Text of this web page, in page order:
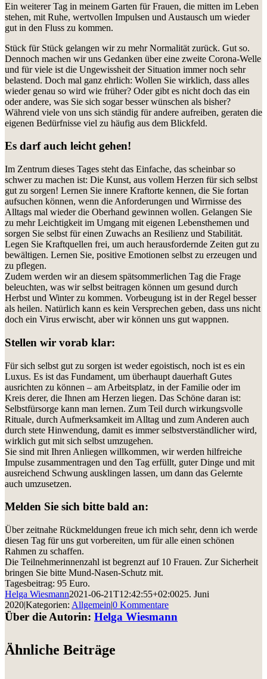
Ein weiterer Tag in meinem Garten für Frauen, die mitten im Leben
stehen, mit Ruhe, wertvollen Impulsen und Austausch um wieder
gut in den Fluss zu kommen.
Stück für Stück gelangen wir zu mehr Normalität zurück. Gut so.
Dennoch machen wir uns Gedanken über eine zweite Corona-Welle
und für viele ist die Ungewissheit der Situation immer noch sehr
belastend. Doch mal ganz ehrlich: Wollen Sie wirklich, dass alles
wieder genau so wird wie früher? Oder gibt es nicht doch das ein
oder andere, was Sie sich sogar besser wünschen als bisher?
Während viele von uns sich ständig für andere aufreiben, geraten die
eigenen Bedürfnisse viel zu häufig aus dem Blickfeld.
Es darf auch leicht gehen!
Im Zentrum dieses Tages steht das Einfache, das scheinbar so
schwer zu machen ist: Die Kunst, aus vollem Herzen für sich selbst
gut zu sorgen! Lernen Sie innere Kraftorte kennen, die Sie fortan
aufsuchen können, wenn die Anforderungen und Wirrnisse des
Alltags mal wieder die Oberhand gewinnen wollen. Gelangen Sie
zu mehr Leichtigkeit im Umgang mit eigenen Lebensthemen und
sorgen Sie selbst für einen Zuwachs an Resilienz und Stabilität.
Legen Sie Kraftquellen frei, um auch herausfordernde Zeiten gut zu
bewältigen. Lernen Sie, positive Emotionen selbst zu erzeugen und
zu pflegen.
Zudem werden wir an diesem spätsommerlichen Tag die Frage
beleuchten, was wir selbst beitragen können um gesund durch
Herbst und Winter zu kommen. Vorbeugung ist in der Regel besser
als heilen. Natürlich kann es kein Versprechen geben, dass uns nicht
doch ein Virus erwischt, aber wir können uns gut wappnen.
Stellen wir vorab klar:
Für sich selbst gut zu sorgen ist weder egoistisch, noch ist es ein
Luxus. Es ist das Fundament, um überhaupt dauerhaft Gutes
ausrichten zu können – am Arbeitsplatz, in der Familie oder im
Kreis derer, die Ihnen am Herzen liegen. Das Schöne daran ist:
Selbstfürsorge kann man lernen. Zum Teil durch wirkungsvolle
Rituale, durch Aufmerksamkeit im Alltag und zum Anderen auch
durch stete Hinwendung, damit es immer selbstverständlicher wird,
wirklich gut mit sich selbst umzugehen.
Sie sind mit Ihren Anliegen willkommen, wir werden hilfreiche
Impulse zusammentragen und den Tag erfüllt, guter Dinge und mit
ausreichend Schwung ausklingen lassen, um dann das Gelernte
auch umzusetzen.
Melden Sie sich bitte bald an:
Über zeitnahe Rückmeldungen freue ich mich sehr, denn ich werde
diesen Tag für uns gut vorbereiten, um für alle einen schönen
Rahmen zu schaffen.
Die Teilnehmerinnenzahl ist begrenzt auf 10 Frauen. Zur Sicherheit
bringen Sie bitte Mund-Nasen-Schutz mit.
Tagesbeitrag: 95 Euro.
Helga Wiesmann2021-06-21T12:42:55+02:0025. Juni
2020|Kategorien: Allgemein|0 Kommentare
Über die Autorin: Helga Wiesmann
Ähnliche Beiträge